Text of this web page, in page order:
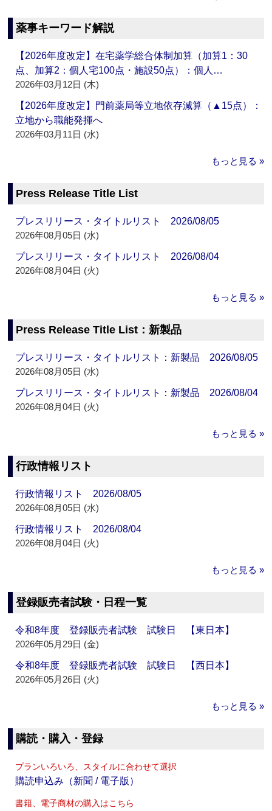
薬事キーワード解説
【2026年度改定】在宅薬学総合体制加算（加算1：30
点、加算2：個人宅100点・施設50点）：個人…
2026年03月12日 (木)
【2026年度改定】門前薬局等立地依存減算（▲15点）：
立地から職能発揮へ
2026年03月11日 (水)
もっと見る »
Press Release Title List
プレスリリース・タイトルリスト 2026/08/05
2026年08月05日 (水)
プレスリリース・タイトルリスト 2026/08/04
2026年08月04日 (火)
もっと見る »
Press Release Title List：新製品
プレスリリース・タイトルリスト：新製品 2026/08/05
2026年08月05日 (水)
プレスリリース・タイトルリスト：新製品 2026/08/04
2026年08月04日 (火)
もっと見る »
行政情報リスト
行政情報リスト 2026/08/05
2026年08月05日 (水)
行政情報リスト 2026/08/04
2026年08月04日 (火)
もっと見る »
登録販売者試験・日程一覧
令和8年度 登録販売者試験 試験日 【東日本】
2026年05月29日 (金)
令和8年度 登録販売者試験 試験日 【西日本】
2026年05月26日 (火)
もっと見る »
購読・購入・登録
プランいろいろ、スタイルに合わせて選択
購読申込み（新聞 / 電子版）
書籍、電子商材の購入はこちら